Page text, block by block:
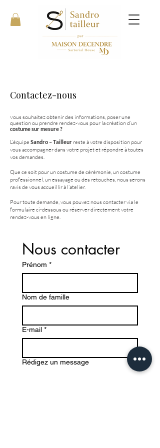
Contactez-nous
Vous souhaitez obtenir des informations, poser une
question ou prendre rendez-vous pour la création d’un
costume sur mesure ?
L’équipe Sandro – Tailleur reste à votre disposition pour
vous accompagner dans votre projet et répondre à toutes
vos demandes.
Que ce soit pour un costume de cérémonie, un costume
professionnel, un essayage ou des retouches, nous serons
ravis de vous accueillir à l’atelier.
Pour toute demande, vous pouvez nous contacter via le
formulaire ci-dessous ou réserver directement votre
rendez-vous en ligne.
Nous contacter
Prénom *
Nom de famille
E-mail *
Rédigez un message